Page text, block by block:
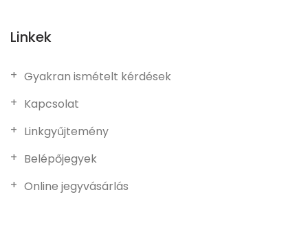
Linkek
Gyakran ismételt kérdések
Kapcsolat
Linkgyűjtemény
Belépőjegyek
Online jegyvásárlás